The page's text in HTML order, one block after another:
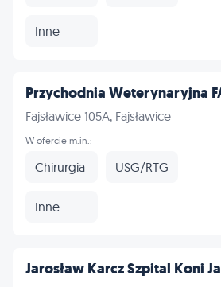
Inne
Przychodnia Weterynaryjna
Fajsławice 105A, Fajsławice
W ofercie m.in.:
Chirurgia USG/RTG
Inne
Jarosław Karcz Szpital Koni